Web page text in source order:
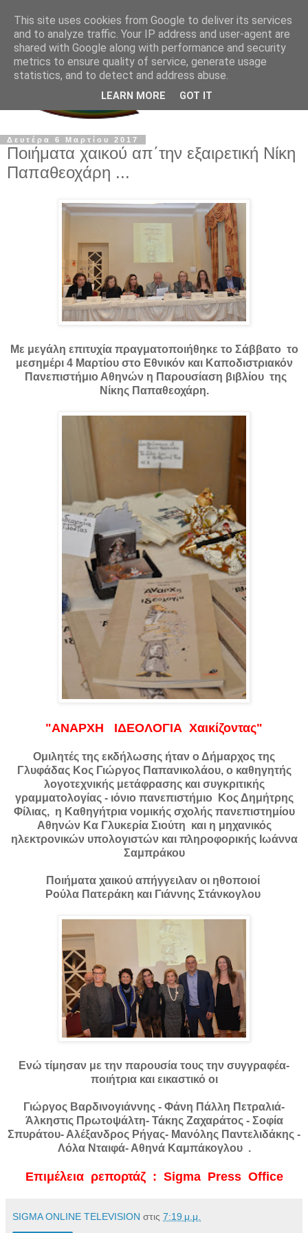
Δευτέρα 6 Μαρτίου 2017
Ποιήματα χαικού απ΄την εξαιρετική Νίκη
Παπαθεοχάρη ...
Με μεγάλη επιτυχία πραγματοποιήθηκε το Σάββατο το
μεσημέρι 4 Μαρτίου στο Εθνικόν και Kαποδιστριακόν
Πανεπιστήμιο Αθηνών η Παρουσίαση βιβλίου της
Νίκης Παπαθεοχάρη.
"ΑΝΑΡΧΗ ΙΔΕΟΛΟΓΙΑ Χαικίζοντας"
Ομιλητές της εκδήλωσης ήταν ο Δήμαρχος της
Γλυφάδας Κος Γιώργος Παπανικολάου, ο καθηγητής
λογοτεχνικής μετάφρασης και συγκριτικής
γραμματολογίας - ιόνιο πανεπιστήμιο Κος Δημήτρης
Φίλιας, η Καθηγήτρια νομικής σχολής πανεπιστημίου
Αθηνών Κα Γλυκερία Σιούτη και η μηχανικός
ηλεκτρονικών υπολογιστών και πληροφορικής Ιωάννα
Σαμπράκου
Ποιήματα χαικού απήγγειλαν οι ηθοποιοί
Ρούλα Πατεράκη και Γιάννης Στάνκογλου
Ενώ τίμησαν με την παρουσία τους την συγγραφέα-
ποιήτρια και εικαστικό οι
Γιώργος Βαρδινογιάννης - Φάνη Πάλλη Πετραλιά-
Άλκηστις Πρωτοψάλτη- Τάκης Ζαχαράτος - Σοφία
Σπυράτου- Αλέξανδρος Ρήγας- Μανόλης Παντελιδάκης -
Λόλα Νταιφά- Αθηνά Καμπάκογλου .
Επιμέλεια ρεπορτάζ : Sigma Press Office
SIGMA ONLINE TELEVISION στις 7:19 μ.μ.
This site uses cookies from Google to deliver its services
and to analyze traffic. Your IP address and user-agent are
shared with Google along with performance and security
metrics to ensure quality of service, generate usage
statistics, and to detect and address abuse.
LEARN MORE GOT IT